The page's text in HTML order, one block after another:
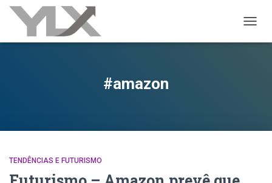
#amazon
TENDÊNCIAS E FUTURISMO